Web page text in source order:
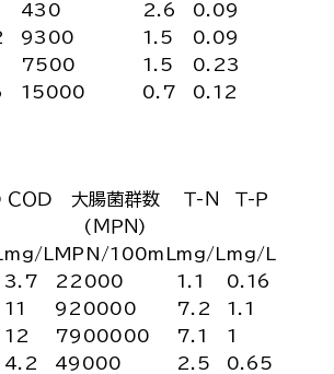
430 2.6
0.09
9300 1.5
0.09
7500 1.5
0.23
15000 0.7 0.12
ＣＯＤ
大腸菌群数
(ＭＰＮ)
Ｔ-Ｎ Ｔ-Ｐ
mg/L MPN/100mL mg/L mg/L
3.7 22000 1.1
0.16
11 920000 7.2
1.1
12 7900000 7.1
1
4.2 49000 2.5
0.65